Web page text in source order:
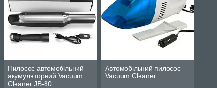
Пилосос автомобільний
акумуляторний Vacuum
Cleaner JB-80
Автомобільний пилосос
Vacuum Cleaner